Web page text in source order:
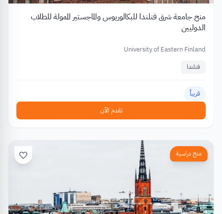
منح جامعة شرق فنلندا للبكالوريوس والماجستير الممولة للطلاب
الدوليين
University of Eastern Finland
فنلندا
قريباً
تقدم الآن
منح دراسية